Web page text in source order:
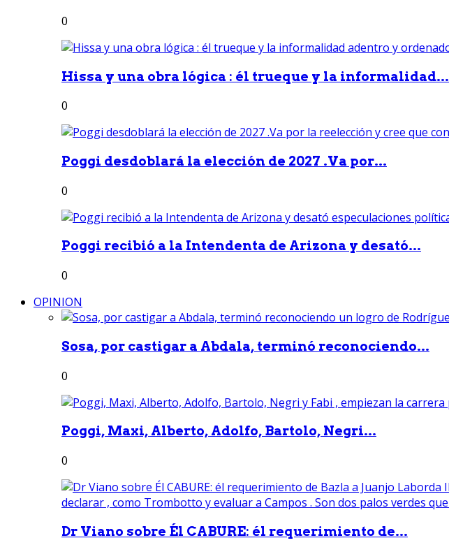
0
Hissa y una obra lógica : él trueque y la informalidad...
0
Poggi desdoblará la elección de 2027 .Va por...
0
Poggi recibió a la Intendenta de Arizona y desató...
0
OPINION
Sosa, por castigar a Abdala, terminó reconociendo...
0
Poggi, Maxi, Alberto, Adolfo, Bartolo, Negri...
0
Dr Viano sobre Él CABURE: él requerimiento de...